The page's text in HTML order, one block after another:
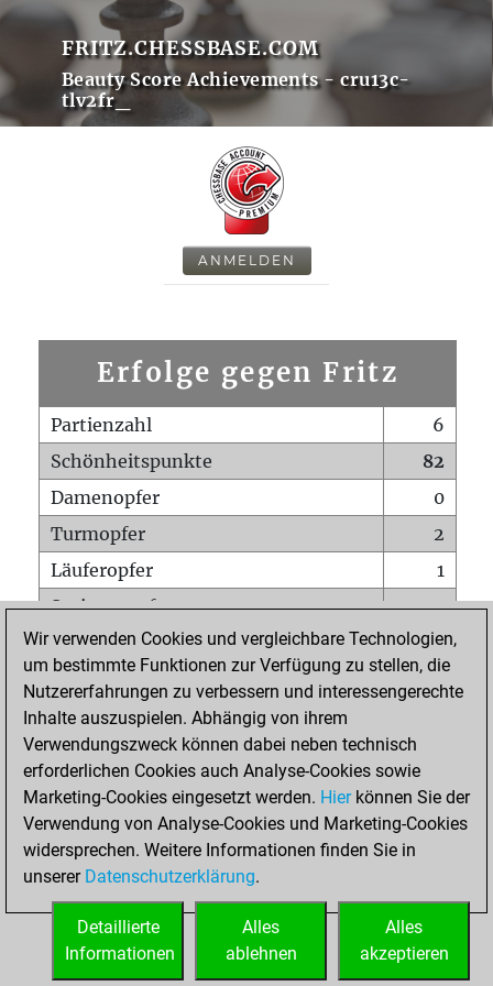
FRITZ.CHESSBASE.COM
Beauty Score Achievements - cru13c-
tlv2fr_
ANMELDEN
Erfolge gegen Fritz
Partienzahl
6
Schönheitspunkte
82
Damenopfer
0
Turmopfer
2
Läuferopfer
1
Springeropfer
0
Bauernopfer
3
Matt auf vollem Brett
0
Bauer setzt Matt
Erstickte Matts
Unterverwandlungen
0
Türme auf der siebten
0
STARTSEITE
Wir verwenden Cookies und vergleichbare Technologien,
um bestimmte Funktionen zur Verfügung zu stellen, die
Nutzererfahrungen zu verbessern und interessengerechte
Inhalte auszuspielen. Abhängig von ihrem
Verwendungszweck können dabei neben technisch
erforderlichen Cookies auch Analyse-Cookies sowie
Marketing-Cookies eingesetzt werden. Hierkönnen Sie der
Verwendung von Analyse-Cookies und Marketing-Cookies
widersprechen. Weitere Informationen finden Sie in
unserer Datenschutzerklärung.
Alles
akzeptieren
Alles
ablehnen
Detaillierte
Informationen